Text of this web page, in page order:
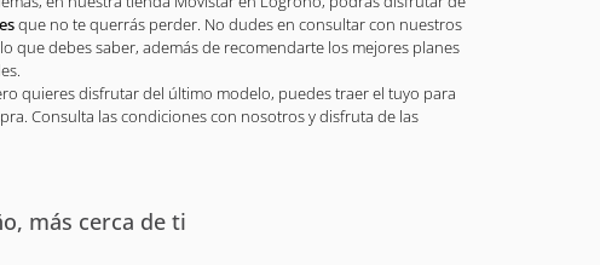
que no te querrás perder. No dudes en consultar con nuestros
que debes saber, además de recomendarte los mejores planes
quieres disfrutar del último modelo, puedes traer el tuyo para
Consulta las condiciones con nosotros y disfruta de las
más cerca de ti